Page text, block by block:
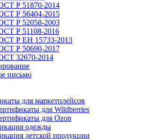
Р 51870-2014
Р 56404-2015
Р 52058-2003
Р 51108-2016
Р ЕН 15733-2013
Р 50690-2017
32670-2014
письмо
для маркетплейсов
для Wildberries
для Ozon
одежды
детской продукции